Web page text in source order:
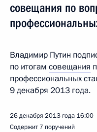
совещания по
Владимир Путин
по итогам совещания
профессиональных
9 декабря 2013 года.
26 декабря 2013 года 16:00
Содержит 7 поручений